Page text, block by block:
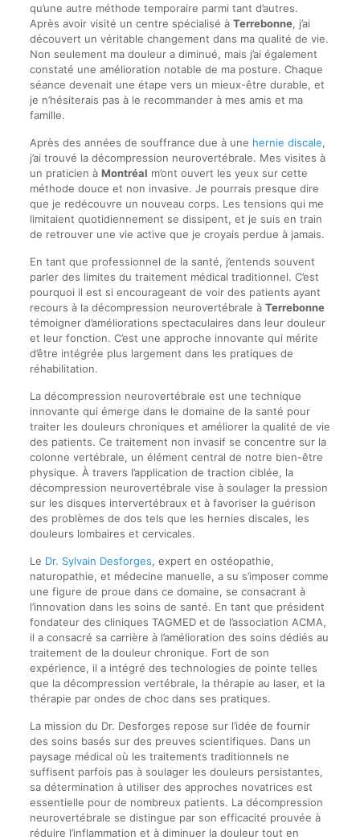
qu’une autre méthode temporaire parmi tant d’autres.
Après avoir visité un centre spécialisé à Terrebonne, j’ai
découvert un véritable changement dans ma qualité de vie.
Non seulement ma douleur a diminué, mais j’ai également
constaté une amélioration notable de ma posture. Chaque
séance devenait une étape vers un mieux-être durable, et
je n’hésiterais pas à le recommander à mes amis et ma
famille.
Après des années de souffrance due à une hernie discale,
j’ai trouvé la décompression neurovertébrale. Mes visites à
un praticien à Montréal m’ont ouvert les yeux sur cette
méthode douce et non invasive. Je pourrais presque dire
que je redécouvre un nouveau corps. Les tensions qui me
limitaient quotidiennement se dissipent, et je suis en train
de retrouver une vie active que je croyais perdue à jamais.
En tant que professionnel de la santé, j’entends souvent
parler des limites du traitement médical traditionnel. C’est
pourquoi il est si encourageant de voir des patients ayant
recours à la décompression neurovertébrale à Terrebonne
témoigner d’améliorations spectaculaires dans leur douleur
et leur fonction. C’est une approche innovante qui mérite
d’être intégrée plus largement dans les pratiques de
réhabilitation.
La décompression neurovertébrale est une technique
innovante qui émerge dans le domaine de la santé pour
traiter les douleurs chroniques et améliorer la qualité de vie
des patients. Ce traitement non invasif se concentre sur la
colonne vertébrale, un élément central de notre bien-être
physique. À travers l’application de traction ciblée, la
décompression neurovertébrale vise à soulager la pression
sur les disques intervertébraux et à favoriser la guérison
des problèmes de dos tels que les hernies discales, les
douleurs lombaires et cervicales.
Le Dr. Sylvain Desforges, expert en ostéopathie,
naturopathie, et médecine manuelle, a su s’imposer comme
une figure de proue dans ce domaine, se consacrant à
l’innovation dans les soins de santé. En tant que président
fondateur des cliniques TAGMED et de l’association ACMA,
il a consacré sa carrière à l’amélioration des soins dédiés au
traitement de la douleur chronique. Fort de son
expérience, il a intégré des technologies de pointe telles
que la décompression vertébrale, la thérapie au laser, et la
thérapie par ondes de choc dans ses pratiques.
La mission du Dr. Desforges repose sur l’idée de fournir
des soins basés sur des preuves scientifiques. Dans un
paysage médical où les traitements traditionnels ne
suffisent parfois pas à soulager les douleurs persistantes,
sa détermination à utiliser des approches novatrices est
essentielle pour de nombreux patients. La décompression
neurovertébrale se distingue par son efficacité prouvée à
réduire l’inflammation et à diminuer la douleur tout en